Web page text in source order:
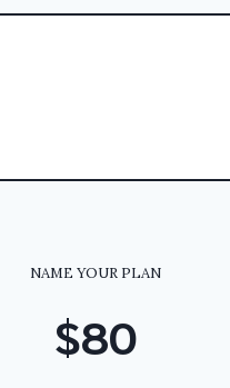
NAME YOUR PLAN
$80